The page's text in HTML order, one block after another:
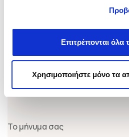
Επιτρέπονται όλα
Χρησιμοποιήστε μόνο τα
Το μήνυμα σας